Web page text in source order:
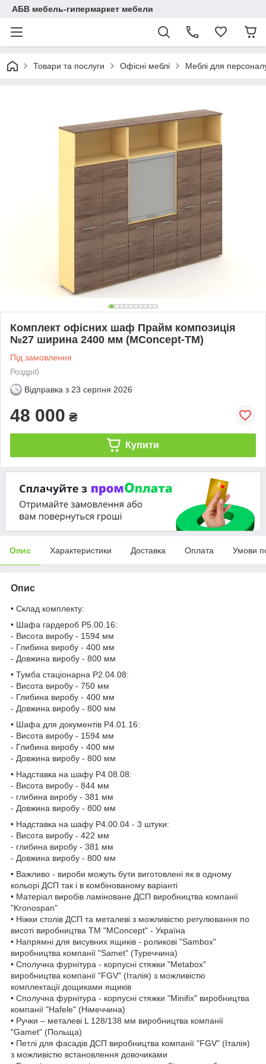
АБВ мебель-гипермаркет мебели
Товари та послуги Офісні меблі Меблі для
Комплект офісних шаф Прайм композиція
№27 ширина 2400 мм (MConcept-ТМ)
Під замовлення
Роздріб
Відправка з 23 серпня 2026
48 000 ₴
Купити
Опис Характеристики Доставка Оплата Умови
Опис
• Склад комплекту:
• Шафа гардероб P5.00.16:
- Висота виробу - 1594 мм
- Глибина виробу - 400 мм
- Довжина виробу - 800 мм
• Тумба стаціонарна P2.04.08:
- Висота виробу - 750 мм
- Глибина виробу - 400 мм
- Довжина виробу - 800 мм
• Шафа для документів P4.01.16:
- Висота виробу - 1594 мм
- Глибина виробу - 400 мм
- Довжина виробу - 800 мм
• Надставка на шафу P4.08.08:
- Висота виробу - 844 мм
- глибина виробу - 381 мм
- Довжина виробу - 800 мм
• Надставка на шафу P4.00.04 - 3 штуки:
- Висота виробу - 422 мм
- глибина виробу - 381 мм
- Довжина виробу - 800 мм
• Важливо - вироби можуть бути виготовлені як в одному
кольорі ДСП так і в комбінованому варіанті
• Матеріал виробів ламіноване ДСП виробництва компанії
"Kronospan"
• Ніжки столів ДСП та металеві з можливістю регулювання по
висоті виробництва ТМ "MConcept" - Україна
• Напрямні для висувних ящиків - роликові "Sambox"
виробництва компанії "Samet" (Туреччина)
• Сполучна фурнітура - корпусні стяжки "Metabox"
виробництва компанії "FGV" (Італія) з можливістю
комплектації дощиками ящиків
• Сполучна фурнітура - корпусні стяжки "Minifix" виробництва
компанії "Hafele" (Німеччина)
• Ручки – металеві L 128/138 мм виробництва компанії
"Gamet" (Польща)
• Петлі для фасадів ДСП виробництва компанії "FGV" (Італія)
з можливістю встановлення довочиками